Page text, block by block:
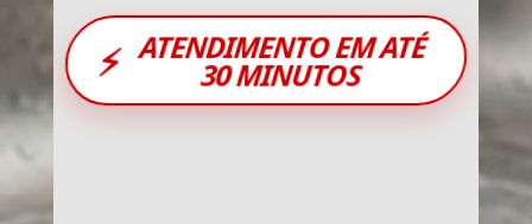
⚡ ATENDIMENTO EM ATÉ
30 MINUTOS